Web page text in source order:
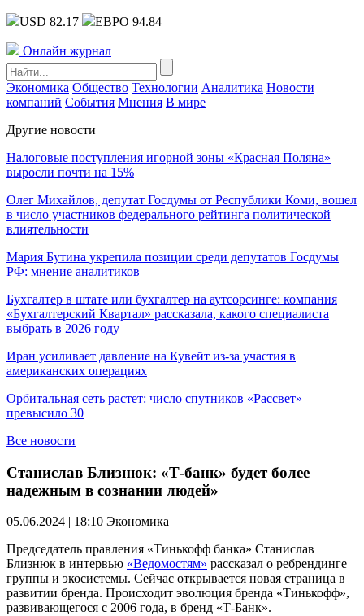
USD 82.17 ЕВРО 94.84
Онлайн журнал
Экономика Общество Технологии Аналитика Новости
компаний События Мнения В мире
Другие новости
Налоговые поступления игорной зоны «Красная Поляна»
выросли почти на 15%
Олег Михайлов, депутат Госдумы от Республики Коми, вошел
в число участников федерального рейтинга политической
влиятельности
Мария Бутина укрепила позиции среди депутатов Госдумы
РФ: мнение аналитиков
Бухгалтер в штате или бухгалтер на аутсорсинге: компания
«Бухгалтерский Квартал» рассказала, какого специалиста
выбрать в 2026 году
Иран усиливает давление на Кувейт из-за участия в
американских операциях
Орбитальная сеть растет: число спутников «Рассвет»
превысило 30
Все новости
Станислав Близнюк: «Т-банк» будет более
надежным в сознании людей»
05.06.2024 | 18:10 Экономика
Председатель правления «Тинькофф банка» Станислав
Близнюк в интервью «Ведомостям» рассказал о ребрендинге
группы и экосистемы. Сейчас открывается новая страница в
развитии бренда. Происходит эволюция бренда «Тинькофф»,
развивающегося с 2006 года, в бренд «Т-Банк».